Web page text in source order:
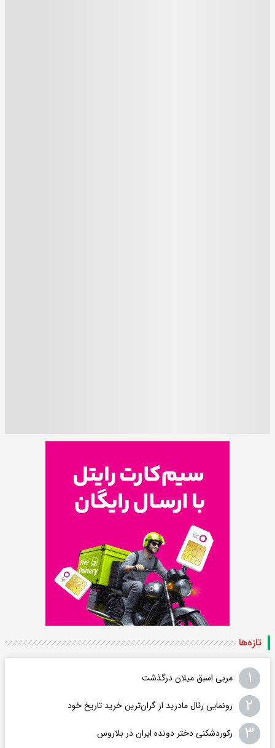
تازه‌ها
۱ مربی اسبق میلان درگذشت
۲ رونمایی رئال مادرید از گران‌ترین خرید تاریخ خود
۳ رکوردشکنی دختر دونده ایران در بلاروس